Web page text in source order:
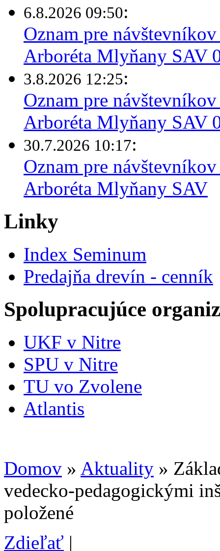
6.8.2026 09:50:
Oznam pre
Arboréta Mlyňany SAV
3.8.2026 12:25:
Oznam pre
Arboréta Mlyňany SAV
30.7.2026 10:17:
Oznam pre
Arboréta Mlyňany SAV
Linky
Index Seminum
Predajňa drevín - cenník
Spolupracujúce
UKF v Nitre
SPU v Nitre
TU vo Zvolene
Atlantis
Domov » Aktuality »
vedecko-pedagogickými
položené
Zdieľať |